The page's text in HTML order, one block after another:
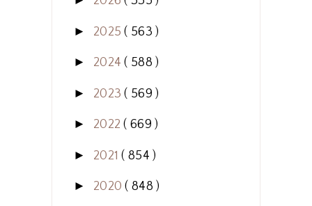
► 2025( 563 )
► 2024( 588 )
► 2023( 569 )
► 2022( 669 )
► 2021( 854 )
► 2020( 848 )